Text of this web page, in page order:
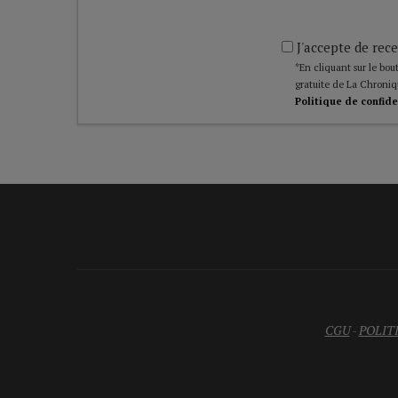
J'accepte de
*En cliquant sur le
gratuite de La
Politique de
CGU-